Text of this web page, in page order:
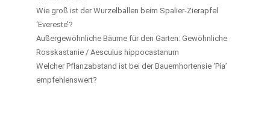
Wie groß ist der Wurzelballen beim Spalier-Zierapfel
‘Evereste’?
Außergewöhnliche Bäume für den Garten: Gewöhnliche
Rosskastanie / Aesculus hippocastanum
Welcher Pflanzabstand ist bei der Bauernhortensie ‘Pia’
empfehlenswert?